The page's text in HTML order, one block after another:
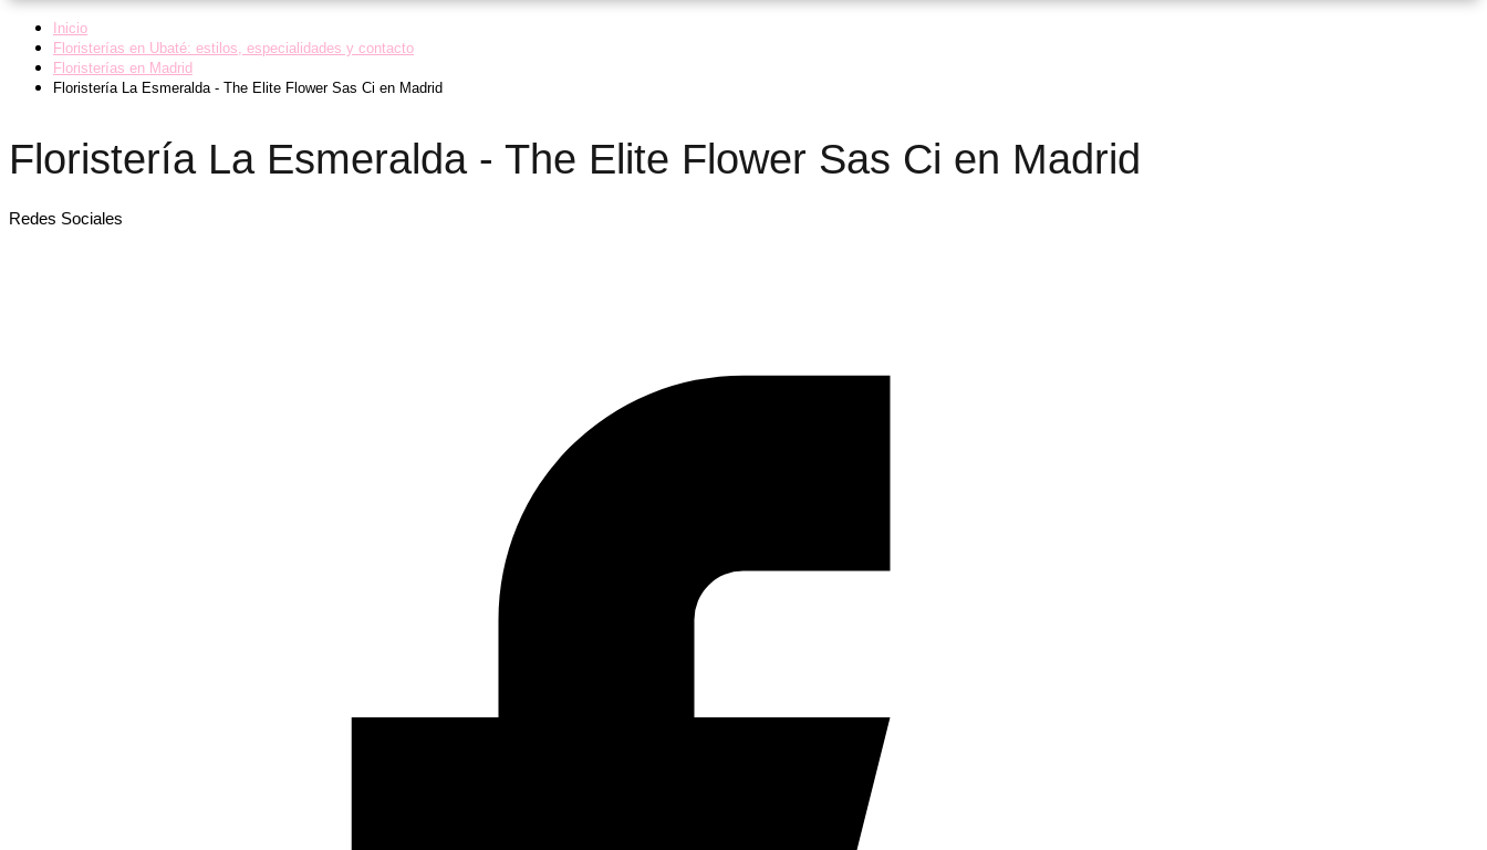
Inicio
Floristerías en Ubaté: estilos, especialidades y contacto
Floristerías en Madrid
Floristería La Esmeralda - The Elite Flower Sas Ci en Madrid
Floristería La Esmeralda - The Elite Flower Sas Ci en Madrid
Redes Sociales